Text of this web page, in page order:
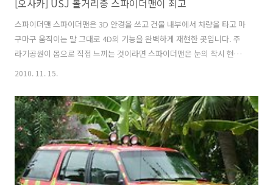
[오사카] USJ 볼거리중 스파이더맨이 최고
스파이더맨 스파이더맨은 3D 안경을 쓰고 건물 내부에서 차량을 타고 마
구마구 움직이는 말 그대로 4D의 기능을 완벽하게 재현한 곳입니다. 주
라기공원이 몸으로 직접 느끼는 것이라면 스파이더맨은 눈의 착시 현상
과 타고 있는 차량의 움직임으로 분명 가짜라는 것을 알고 있는데 차량
겉에서 보기엔 줄이 별로 없어 보였지만 그 안에 구불구불 엄청난 사람이
서 있는 것을 보고 좌절하기 일보직전이었습니다. 다리는 아프고 대기 시
간표는 없고, 그냥 무작정 앞 사람이 조금씩 나아감에 따라 몸을 움직일
뿐이었습니다. 한창 젊은 나이도 아니고 팔팔한 이팔청춘의 젊은 사람도
다리가 아파서 주저 앉을 정도인데, 그 기나긴 기다림은 정말.. 한 걸음
한 걸음이 가..
2010. 11. 15.